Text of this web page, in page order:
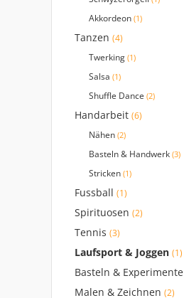
Akkordeon (1)
Tanzen (4)
Twerking (1)
Salsa (1)
Shuffle Dance (2)
Handarbeit (6)
Nähen (2)
Basteln & Handwerk (3)
Stricken (1)
Fussball (1)
Spirituosen (2)
Tennis (3)
Laufsport & Joggen (1)
Basteln & Experimente
Malen & Zeichnen (2)